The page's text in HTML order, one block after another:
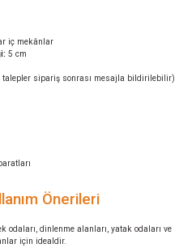
iç mekânlar
5 cm
talepler sipariş sonrası mesajla bildirilebilir)
Önerileri
odaları, dinlenme alanları, yatak odaları ve
için idealdir.